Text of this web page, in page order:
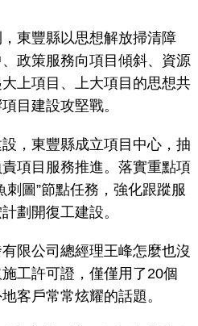
豐縣以思想解放掃清障
政策服務向項目傾斜、資源
上項目、上大項目的思想共
目建設攻堅戰。
東豐縣成立項目中心，抽
項目服務推進。落實重點項
刺圖”節點任務，強化跟蹤服
劃開復工建設。
公司總經理王峰怎麼也沒
工許可證，僅僅用了20個
客戶常常炫耀的話題。